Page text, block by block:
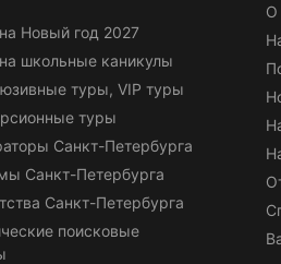
Новый год 2027
школьные каникулы
туры, VIP туры
туры
Санкт-Петербурга
Санкт-Петербурга
Санкт-Петербурга
поисковые
О